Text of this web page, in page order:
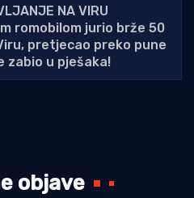
NA VIRU
romobilom jurio brže 50
pretjecao preko pune
zabio u pješaka!
objave